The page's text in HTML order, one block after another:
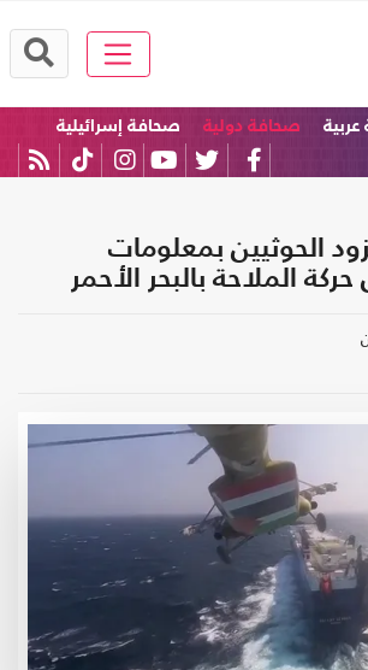
صحافة دولية صحافة إسرائيلية
تزود الحوثيين بمعلومات
الملاحة بالبحر الأحمر